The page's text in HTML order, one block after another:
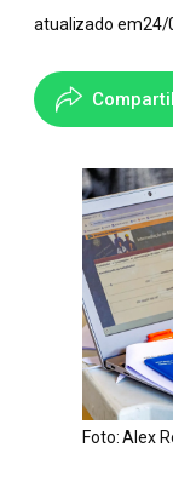
atualizado em24/
Foto: Alex